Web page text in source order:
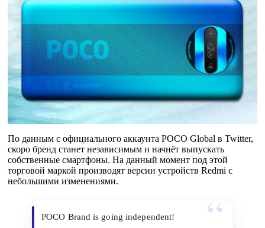
По данным с официального аккаунта POCO Global в Twitter,
скоро бренд станет независимым и начнёт выпускать
собственные смартфоны. На данный момент под этой
торговой маркой производят версии устройств Redmi с
небольшими изменениями.
POCO Brand is going independent!